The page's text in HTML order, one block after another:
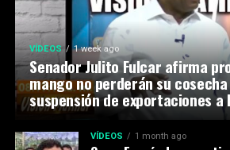
VÍDEOS 1 week ago
Senador Julito Fulcar afirma
mango no perderán su
suspensión de exportaciones a
VÍDEOS 1 month ago